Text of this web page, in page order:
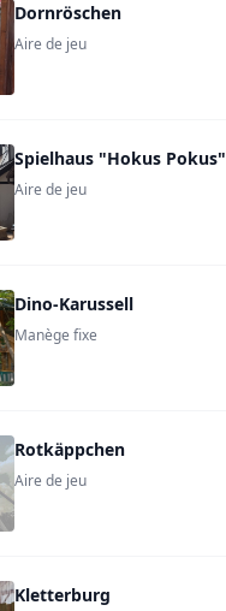
Dornröschen
Aire de jeu
Spielhaus "Hokus Pokus"
Aire de jeu
Dino-Karussell
Manège fixe
Rotkäppchen
Aire de jeu
Kletterburg